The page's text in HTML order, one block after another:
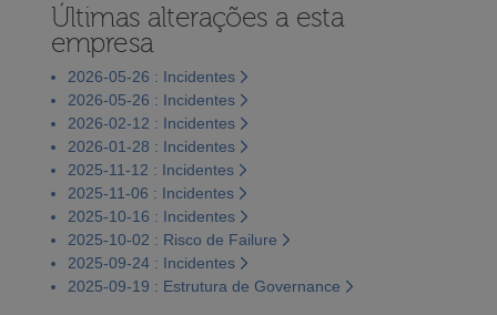
Últimas alterações a esta
empresa
2026-05-26 : Incidentes
2026-05-26 : Incidentes
2026-02-12 : Incidentes
2026-01-28 : Incidentes
2025-11-12 : Incidentes
2025-11-06 : Incidentes
2025-10-16 : Incidentes
2025-10-02 : Risco de Failure
2025-09-24 : Incidentes
2025-09-19 : Estrutura de Governance